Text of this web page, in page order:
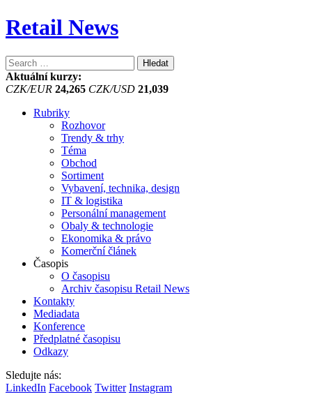
Retail News
Vyhledávání
Aktuální kurzy:
CZK/EUR 24,265 CZK/USD 21,039
Rubriky
Rozhovor
Trendy & trhy
Téma
Obchod
Sortiment
Vybavení, technika, design
IT & logistika
Personální management
Obaly & technologie
Ekonomika & právo
Komerční článek
Časopis
O časopisu
Archiv časopisu Retail News
Kontakty
Mediadata
Konference
Předplatné časopisu
Odkazy
Sledujte nás:
LinkedIn Facebook Twitter Instagram